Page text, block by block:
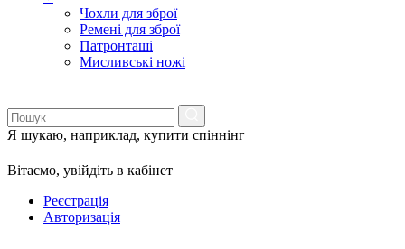
Чохли для зброї
Ремені для зброї
Патронташі
Мисливські ножі
Я шукаю, наприклад, купити спіннінг
Вітаємо, увійдіть в кабінет
Реєстрація
Авторизація